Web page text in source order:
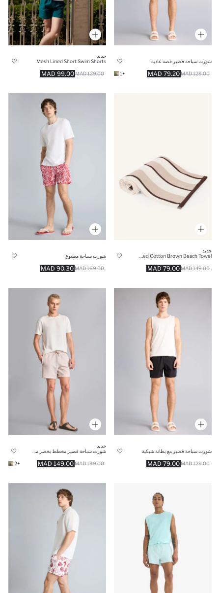
شورت سباحة قصير قصة عادية
79.20 MAD 129.00 MAD
+1
جديد
Mesh Lined Short Swim Shorts
99.00 MAD 129.00 MAD
جديد
79.00 MAD 149.00 MAD
شورت سباحة مطبوع
90.30 MAD 169.00 MAD
شورت سباحة قصير مع بطانة شبكية
79.00 MAD 129.00 MAD
جديد
149.00 MAD 199.00 MAD
+2